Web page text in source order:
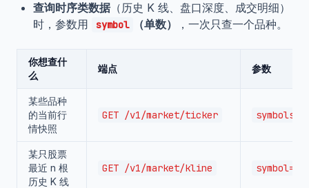
查询时序类数据（历史 K 线、盘口深度、成交明细）
时，参数用
symbol （单数） ，一次只查一个品种。
你想查什
么
端点 参数
某些品种
的当前行
情快照
GET /v1/market/ticker symbols=
某只股票
最近 n 根
历史 K 线
GET /v1/market/kline symbol=